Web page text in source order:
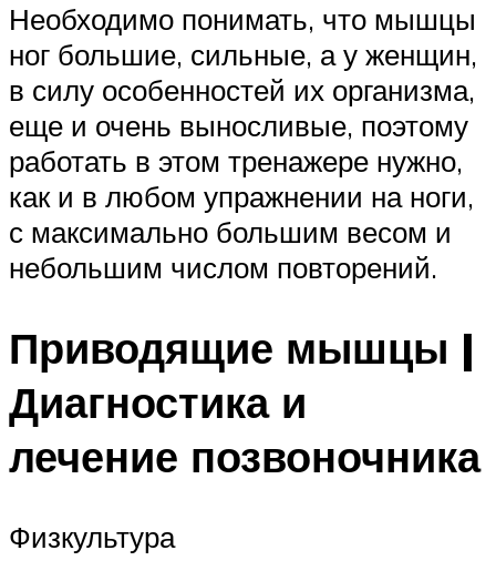
Необходимо понимать, что мышцы
ног большие, сильные, а у женщин,
в силу особенностей их организма,
еще и очень выносливые, поэтому
работать в этом тренажере нужно,
как и в любом упражнении на ноги,
с максимально большим весом и
небольшим числом повторений.
Приводящие мышцы |
Диагностика и
лечение позвоночника
Физкультура